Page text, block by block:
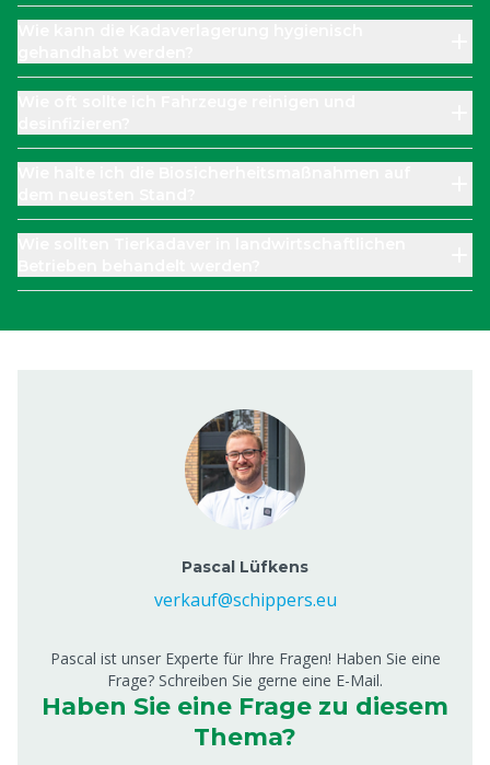
Pascal Lüfkens
verkauf@schippers.eu
Pascal ist unser Experte für Ihre Fragen! Haben Sie eine
Frage? Schreiben Sie gerne eine E-Mail.
Haben Sie eine Frage zu diesem
Thema?